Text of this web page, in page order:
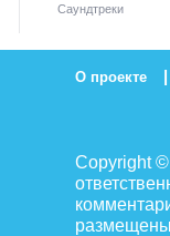
Саундтреки
О проекте |
Copyright
размещены